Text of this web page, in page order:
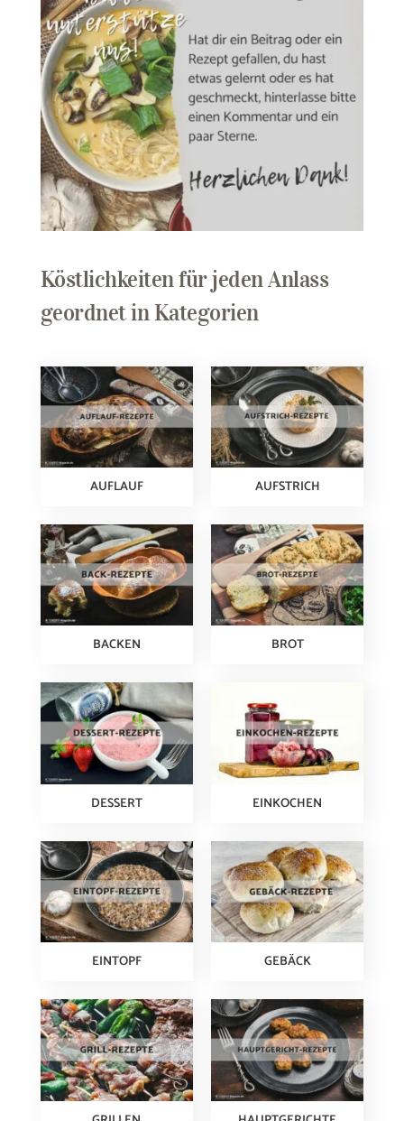
Köstlichkeiten für jeden Anlass
geordnet in Kategorien
AUFLAUF AUFSTRICH
BACKEN BROT
DESSERT EINKOCHEN
EINTOPF GEBÄCK